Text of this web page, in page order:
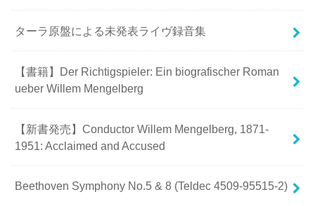
ターラ原盤による未発表ライヴ録音集
【書籍】Der Richtigspieler: Ein biografischer Roman
ueber Willem Mengelberg
【新書発売】Conductor Willem Mengelberg, 1871-
1951: Acclaimed and Accused
Beethoven Symphony No.5 & 8 (Teldec 4509-95515-2)